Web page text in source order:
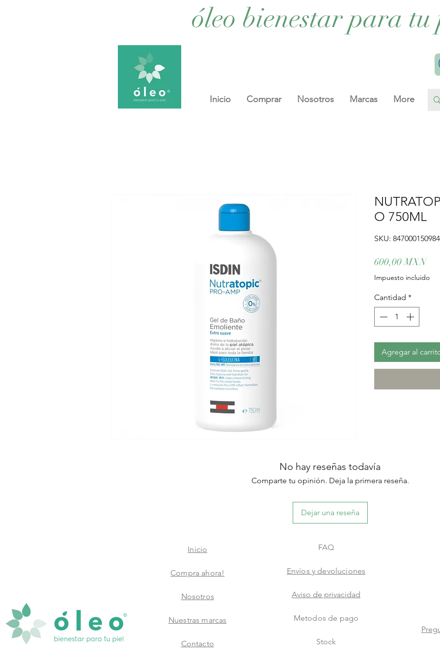
óleo bienestar para tu
Inicio Comprar Nosotros Marcas More
O 750ML
SKU:
600,00 MXN
Impuesto incluido
Cantidad *
Agregar al
No hay reseñas todavía
Comparte tu opinión. Deja la primera reseña.
Dejar una reseña
Inicio
Compra ahora!
Nosotros
Nuestras marcas
Contacto
FAQ
Envíos y devoluciones
Aviso de privacidad
Metodos de pago
Stock